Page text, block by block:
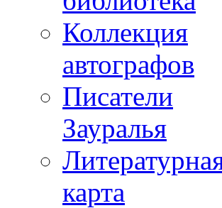
Коллекция
автографов
Писатели
Зауралья
карта